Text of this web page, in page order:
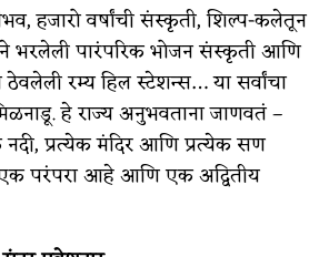
– झळाळी
हास्य
: खंडू रांगणेकर
कथा
खटलं – संयुक्त कुटुंब का गरजेचं?
हजारो वर्षांची संस्कृती, शिल्प-कलेतून
भरलेली पारंपरिक भोजन संस्कृती आणि
रम्य हिल स्टेशन्स… या सर्वांचा
हे राज्य अनुभवताना जाणवतं –
प्रत्येक मंदिर आणि प्रत्येक सण
परंपरा आहे आणि एक अद्वितीय